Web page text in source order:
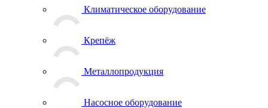
Климатическое оборудование
Крепёж
Металлопродукция
Насосное оборудование